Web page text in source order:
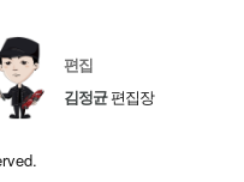
편집
김정균편집장